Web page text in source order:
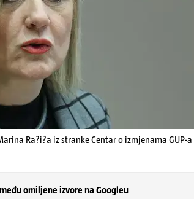
Ra?i?a iz stranke Centar o izmjenama GUP-a |
omiljene izvore na Googleu